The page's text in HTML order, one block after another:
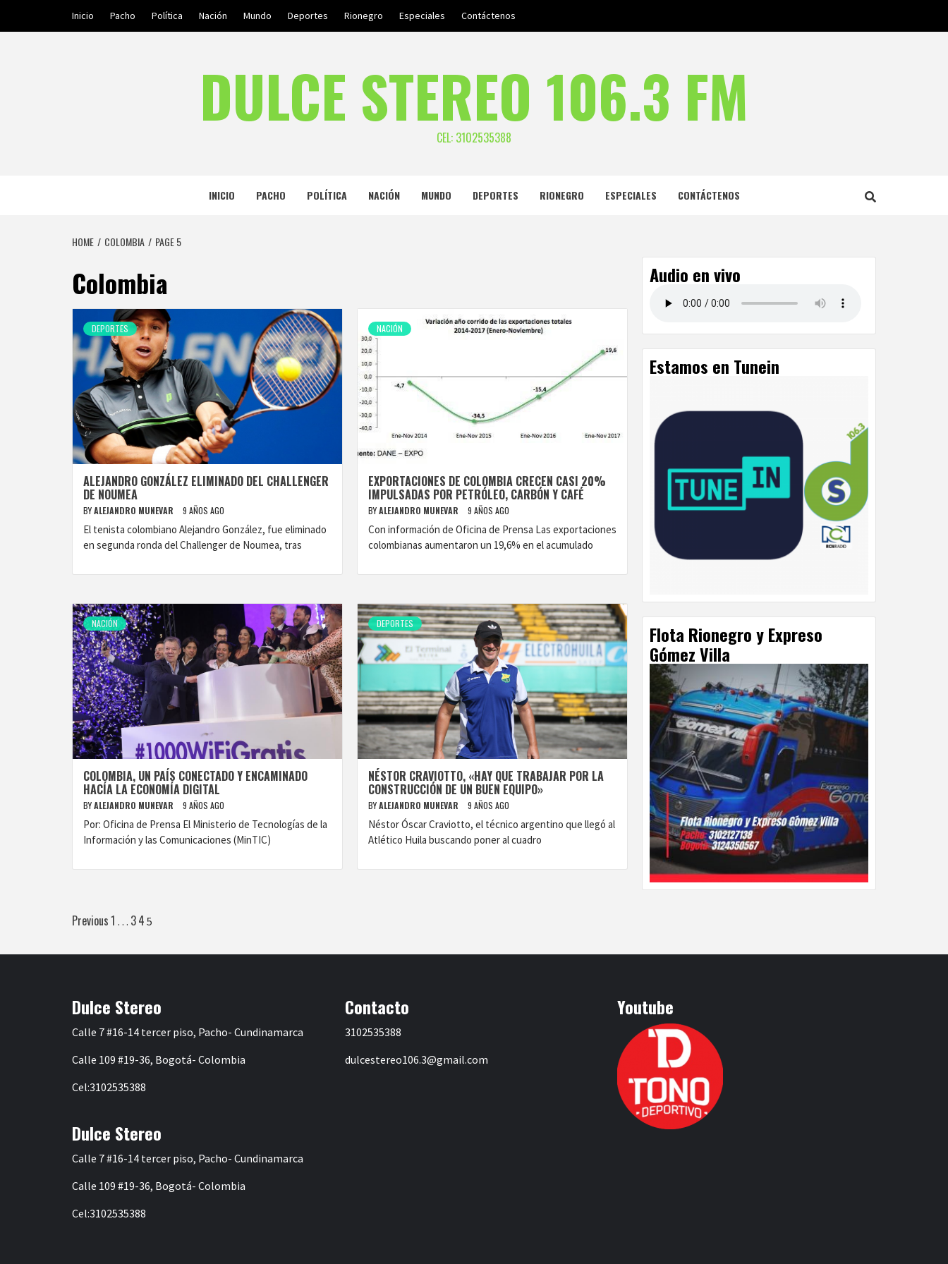
Inicio Pacho Política Nación Mundo Deportes Rionegro Especiales Contáctenos
DULCE STEREO 106.3 FM
CEL: 3102535388
INICIO PACHO POLÍTICA NACIÓN MUNDO DEPORTES RIONEGRO ESPECIALES CONTÁCTENOS
HOME COLOMBIA PAGE 5
Colombia
DEPORTES
ALEJANDRO GONZÁLEZ ELIMINADO DEL CHALLENGER
DE NOUMEA
BYALEJANDRO MUNEVAR 9 AÑOS AGO
El tenista colombiano Alejandro González, fue eliminado
en segunda ronda del Challenger de Noumea, tras
NACIÓN
EXPORTACIONES DE COLOMBIA CRECEN CASI 20%
IMPULSADAS POR PETRÓLEO, CARBÓN Y CAFÉ
BYALEJANDRO MUNEVAR 9 AÑOS AGO
Con información de Oficina de Prensa Las exportaciones
colombianas aumentaron un 19,6% en el acumulado
NACIÓN
COLOMBIA, UN PAÍS CONECTADO Y ENCAMINADO
HACÍA LA ECONOMÍA DIGITAL
BYALEJANDRO MUNEVAR 9 AÑOS AGO
Por: Oficina de Prensa El Ministerio de Tecnologías de la
Información y las Comunicaciones (MinTIC)
DEPORTES
NÉSTOR CRAVIOTTO, «HAY QUE TRABAJAR POR LA
CONSTRUCCIÓN DE UN BUEN EQUIPO»
BYALEJANDRO MUNEVAR 9 AÑOS AGO
Néstor Óscar Craviotto, el técnico argentino que llegó al
Atlético Huila buscando poner al cuadro
Paginación
de
Previous1 … 34 5
Audio en vivo
Estamos en Tunein
Flota Rionegro y Expreso
Gómez Villa
Dulce Stereo
Calle 7 #16-14 tercer piso, Pacho- Cundinamarca
Calle 109 #19-36, Bogotá- Colombia
Cel:3102535388
Dulce Stereo
Calle 7 #16-14 tercer piso, Pacho- Cundinamarca
Calle 109 #19-36, Bogotá- Colombia
Cel:3102535388
Contacto
3102535388
dulcestereo106.3@gmail.com
Youtube